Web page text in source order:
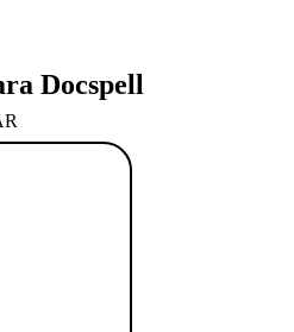
Docspell